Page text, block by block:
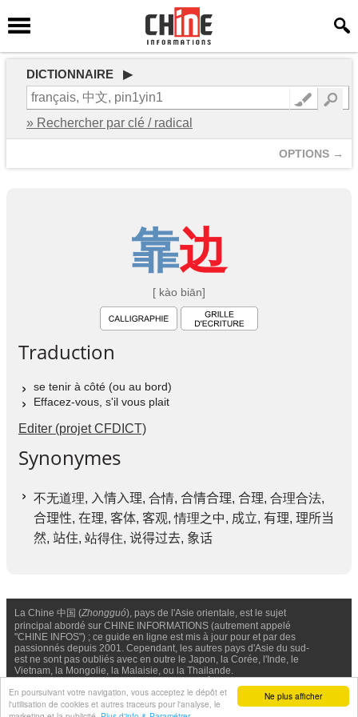
Ne plus afficher
En poursuivant votre navigation, vous acceptez le dépôt et
l'utilisation de cookies et autres traceurs pour l'analyse, le
DICTIONNAIRE ▶
» Rechercher par clé / radical
OPTIONS →
靠边
[ kào biān]
Traduction
se tenir à côté (ou au bord)
Effacez-vous, s'il vous plait
Editer (projet CFDICT)
Synonymes
不无道理, 入情入理, 合情, 合情合理, 合理, 合理合法,
合理性, 在理, 客体, 客观, 情理之中, 成立, 有理, 理所当
然, 站住, 站得住, 说得过去, 象话
La Chine 中国 (Zhongguó), pays de l'Asie orientale, est le sujet
principal abordé sur CHINE INFORMATIONS (autrement appelé
"CHINE INFOS") ; ce guide en ligne est mis à jour pour et par des
passionnés depuis 2001. Cependant, les autres pays d'Asie du sud-
est ne sont pas oubliés avec en outre le Japon, la Corée, l'Inde, le
Vietnam, la Mongolie, la Malaisie, ou la Thailande.
© Chine Informations, 2026 - Tous droits réservés (depuis 2001)